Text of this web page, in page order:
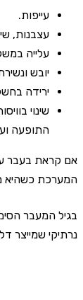
עייפות.
עצבנות,
עלייה
יובש
ירידה
שינוי
התופעה
אם קראת בעבר
המערכת כשהיא
בגיל המעבר
נרתיקי שמייצר